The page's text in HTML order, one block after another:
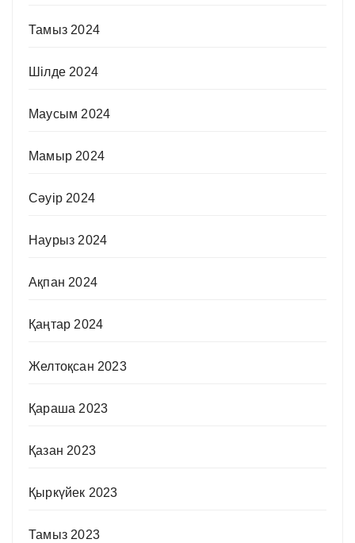
Тамыз 2024
Шілде 2024
Маусым 2024
Мамыр 2024
Сәуір 2024
Наурыз 2024
Ақпан 2024
Қаңтар 2024
Желтоқсан 2023
Қараша 2023
Қазан 2023
Қыркүйек 2023
Тамыз 2023